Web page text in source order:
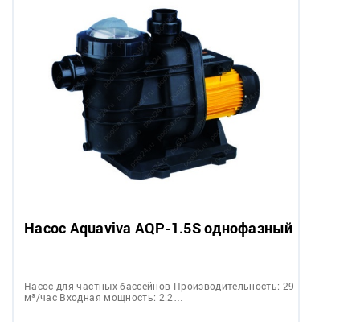
Насос Aquaviva AQP-1.5S однофазный
Насос для частных бассейнов Производительность: 29
м³/час Входная мощность: 2.2…